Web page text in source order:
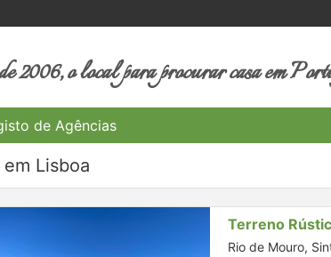
2006, o local para procurar casa em
de Agências
Lisboa
Terreno
Rio de Mouro,